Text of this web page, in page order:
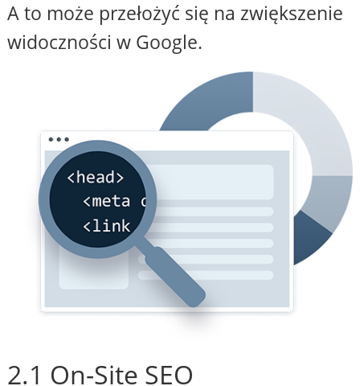
A to może przełożyć się na zwiększenie
widoczności w Google.
2.1 On-Site SEO